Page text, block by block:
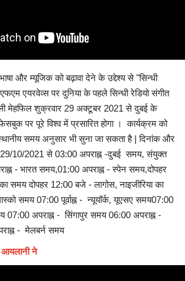
और म्यूजिक को बढ़ावा देने के उद्देश्य से "सिन्धी
एयरवेव्स पर दुनिया के पहले सिन्धी रेडियो संगीत
मेहफिल शुक्रवार 29 अक्टूबर 2021 से दुबई के
पर पूरे विश्व में प्रसारित होगा । कार्यक्रम को
समय अनुसार भी सुना जा सकता है | दिनांक और
10/2021 से 03:00 अपराह्न -दुबई समय, संयुक्त
- भारत समय,01:00 अपराह्न - स्पेन समय,दोपहर
दोपहर 12:00 बजे - लागोस, नाइजीरिया का
समय 07:00 पूर्वाह्न - न्यूयॉर्क, यूएसए समय07:00
07:00 अपराह्न - सिंगापुर समय 06:00 अपराह्न -
- मेलबर्न समय
आयलानी ने